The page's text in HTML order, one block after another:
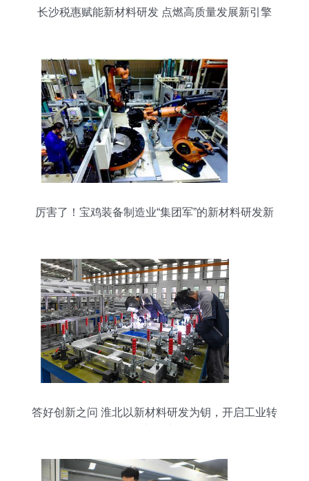
长沙税惠赋能新材料研发 点燃高质量发展新引擎
厉害了！宝鸡装备制造业“集团军”的新材料研发新
答好创新之问 淮北以新材料研发为钥，开启工业转